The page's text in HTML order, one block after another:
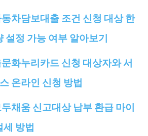
차담보대출 조건 신청 대상 한
설정 가능 여부 알아보기
화누리카드 신청 대상자와 서
온라인 신청 방법
채움 신고대상 납부 환급 마이
방법